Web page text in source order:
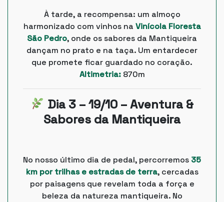
À tarde, a recompensa: um almoço
harmonizado com vinhos na Vinícola Floresta
São Pedro, onde os sabores da Mantiqueira
dançam no prato e na taça. Um entardecer
que promete ficar guardado no coração.
Altimetria:870m
Dia 3 – 19/10 – Aventura &
Sabores da Mantiqueira
No nosso último dia de pedal, percorremos 35
km por trilhas e estradas de terra, cercadas
por paisagens que revelam toda a força e
beleza da natureza mantiqueira. No